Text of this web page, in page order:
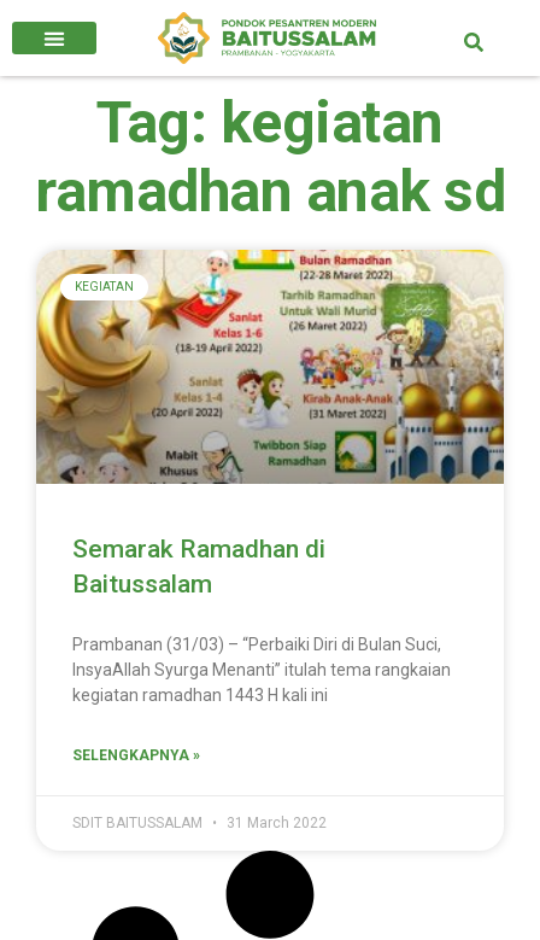
Tag: kegiatan
ramadhan anak sd
KEGIATAN
Semarak Ramadhan di
Baitussalam
Prambanan (31/03) – “Perbaiki Diri di Bulan Suci,
InsyaAllah Syurga Menanti” itulah tema rangkaian
kegiatan ramadhan 1443 H kali ini
SELENGKAPNYA »
SDIT BAITUSSALAM 31 March 2022